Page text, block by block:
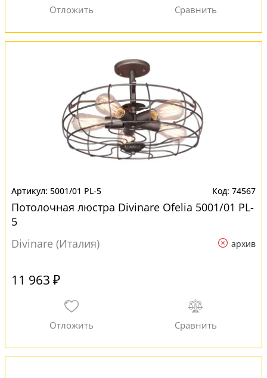
5001/01 PL-5 74567
Потолочная люстра Divinare Ofelia 5001/01 PL-
5
Divinare (Италия)
архив
11 963 ₽